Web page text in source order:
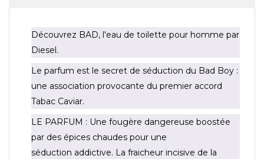
Découvrez BAD, l'eau de toilette pour homme par
Diesel.
Le parfum est le secret de séduction du Bad Boy :
une association provocante du premier accord
Tabac Caviar.
LE PARFUM : Une fougère dangereuse boostée
par des épices chaudes pour une
séduction addictive. La fraicheur incisive de la